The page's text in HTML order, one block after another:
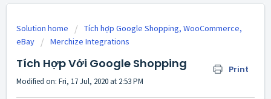
Solution home
Tích hợp Google Shopping, WooCommerce,
eBay
Merchize Integrations
Tích Hợp Với Google Shopping Print
Modified on: Fri, 17 Jul, 2020 at 2:53 PM